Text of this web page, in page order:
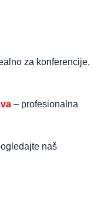
za konferencije,
– profesionalna
naš